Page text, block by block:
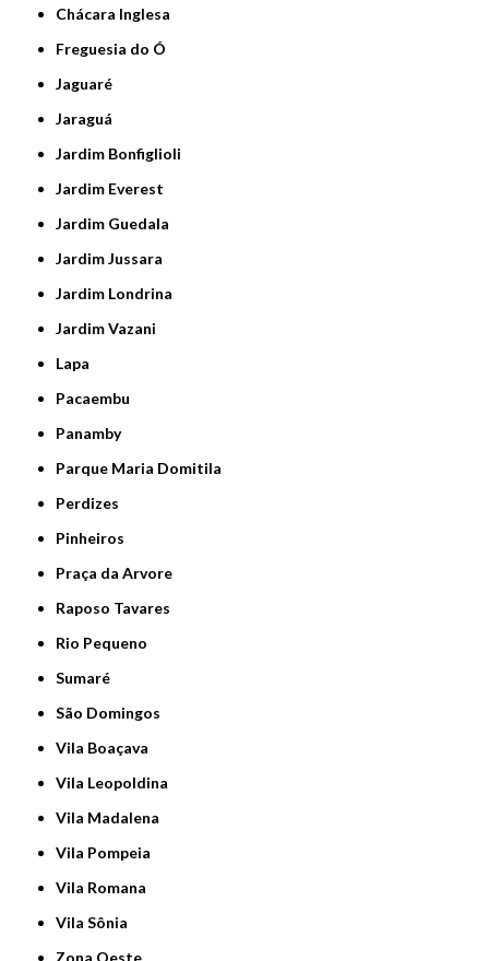
Chácara Inglesa
Freguesia do Ó
Jaguaré
Jaraguá
Jardim Bonfiglioli
Jardim Everest
Jardim Guedala
Jardim Jussara
Jardim Londrina
Jardim Vazani
Lapa
Pacaembu
Panamby
Parque Maria Domitila
Perdizes
Pinheiros
Praça da Arvore
Raposo Tavares
Rio Pequeno
Sumaré
São Domingos
Vila Boaçava
Vila Leopoldina
Vila Madalena
Vila Pompeia
Vila Romana
Vila Sônia
Zona Oeste